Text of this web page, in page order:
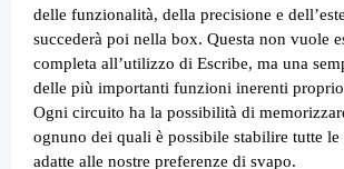
delle funzionalità, della precisione e
succederà poi nella box. Questa non vuole
completa all’utilizzo di Escribe, ma una
delle più importanti funzioni inerenti
Ogni circuito ha la possibilità di
ognuno dei quali è possibile stabilire tutte
adatte alle nostre preferenze di svapo.